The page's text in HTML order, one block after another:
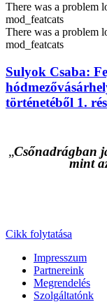
There was a problem
mod_featcats
There was a problem
mod_featcats
Sulyok Csaba:
történetéből 1.
„Csőnadrágban
mint
Cikk folytatása
Impresszum
Partnereink
Megrendelés
Szolgáltatónk